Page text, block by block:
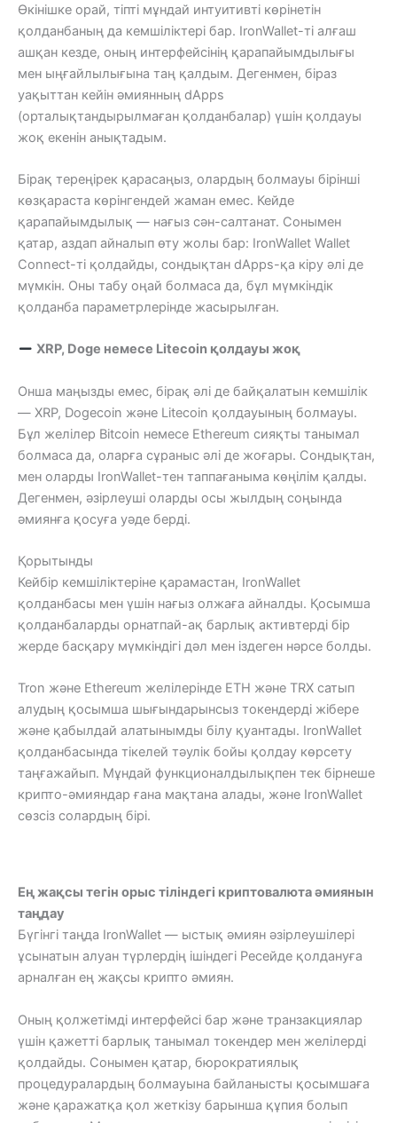
Өкінішке орай, тіпті мұндай интуитивті көрінетін
қолданбаның да кемшіліктері бар. IronWallet-ті алғаш
ашқан кезде, оның интерфейсінің қарапайымдылығы
мен ыңғайлылығына таң қалдым. Дегенмен, біраз
уақыттан кейін әмиянның dApps
(орталықтандырылмаған қолданбалар) үшін қолдауы
жоқ екенін анықтадым.
Бірақ тереңірек қарасаңыз, олардың болмауы бірінші
көзқараста көрінгендей жаман емес. Кейде
қарапайымдылық — нағыз сән-салтанат. Сонымен
қатар, аздап айналып өту жолы бар: IronWallet Wallet
Connect-ті қолдайды, сондықтан dApps-қа кіру әлі де
мүмкін. Оны табу оңай болмаса да, бұл мүмкіндік
қолданба параметрлерінде жасырылған.
XRP, Doge немесе Litecoin қолдауы жоқ
Онша маңызды емес, бірақ әлі де байқалатын кемшілік
— XRP, Dogecoin және Litecoin қолдауының болмауы.
Бұл желілер Bitcoin немесе Ethereum сияқты танымал
болмаса да, оларға сұраныс әлі де жоғары. Сондықтан,
мен оларды IronWallet-тен таппағаныма көңілім қалды.
Дегенмен, әзірлеуші ​​оларды осы жылдың соңында
әмиянға қосуға уәде берді.
Қорытынды
Кейбір кемшіліктеріне қарамастан, IronWallet
қолданбасы мен үшін нағыз олжаға айналды. Қосымша
қолданбаларды орнатпай-ақ барлық активтерді бір
жерде басқару мүмкіндігі дәл мен іздеген нәрсе болды.
Tron және Ethereum желілерінде ETH және TRX сатып
алудың қосымша шығындарынсыз токендерді жібере
және қабылдай алатынымды білу қуантады. IronWallet
қолданбасында тікелей тәулік бойы қолдау көрсету
таңғажайып. Мұндай функционалдылықпен тек бірнеше
крипто-әмияндар ғана мақтана алады, және IronWallet
сөзсіз солардың бірі.
Ең жақсы тегін орыс тіліндегі криптовалюта әмиянын
таңдау
Бүгінгі таңда IronWallet — ыстық әмиян әзірлеушілері
ұсынатын алуан түрлердің ішіндегі Ресейде қолдануға
арналған ең жақсы крипто әмиян.
Оның қолжетімді интерфейсі бар және транзакциялар
үшін қажетті барлық танымал токендер мен желілерді
қолдайды. Сонымен қатар, бюрократиялық
процедуралардың болмауына байланысты қосымшаға
және қаражатқа қол жеткізу барынша құпия болып